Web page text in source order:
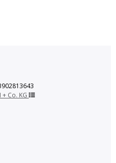
Co. KG